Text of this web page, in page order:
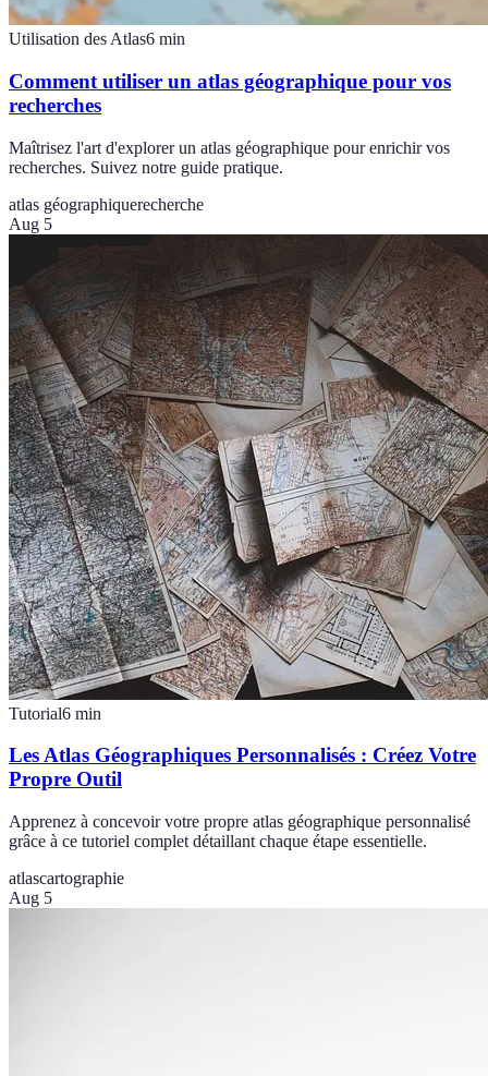
Utilisation des Atlas6 min
Comment utiliser un atlas géographique pour vos
recherches
Maîtrisez l'art d'explorer un atlas géographique pour enrichir vos
recherches. Suivez notre guide pratique.
atlas géographiquerecherche
Aug 5
Tutorial6 min
Les Atlas Géographiques Personnalisés : Créez Votre
Propre Outil
Apprenez à concevoir votre propre atlas géographique personnalisé
grâce à ce tutoriel complet détaillant chaque étape essentielle.
atlascartographie
Aug 5